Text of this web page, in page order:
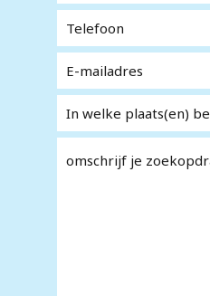
mailadres
plaats(en) ben
je op zoek naar
een
zoekopdracht